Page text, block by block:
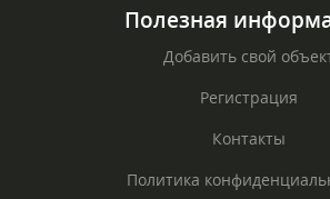
Полезная
Добавить свой
Регистрация
Контакты
Политика